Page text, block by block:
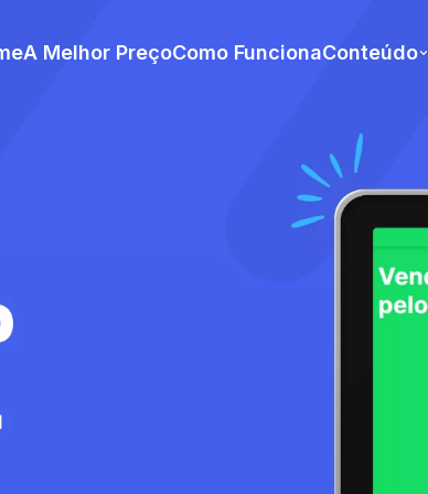
A Melhor PreçoComo FuncionaConteúdo